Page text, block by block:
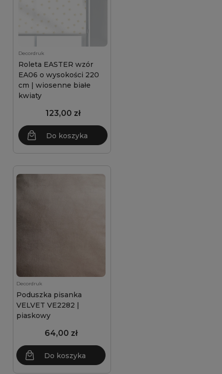
Decordruk
Roleta EASTER wzór
EA06 o wysokości 220
cm | wiosenne białe
kwiaty
123,00 zł
Do koszyka
Decordruk
Poduszka pisanka
VELVET VE2282 |
piaskowy
64,00 zł
Do koszyka